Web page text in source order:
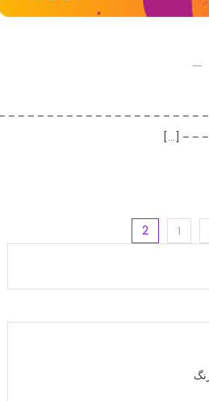
– – – – – – – – – – – – – – – – – – – –
– – – –
1
2